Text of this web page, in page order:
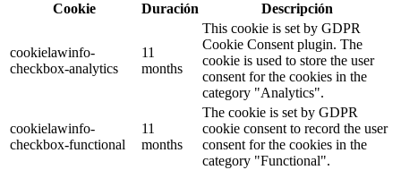
Cookie
Duración Descripción
cookielawinfo-
checkbox-analytics
11
months
This cookie is set by GDPR
Cookie Consent plugin. The
cookie is used to store the user
consent for the cookies in the
category "Analytics".
cookielawinfo-
checkbox-functional
11
months
The cookie is set by GDPR
cookie consent to record the user
consent for the cookies in the
category "Functional".